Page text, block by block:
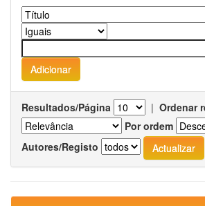
Resultados/Página | Ordenar
Por ordem
Autores/Registo